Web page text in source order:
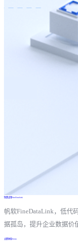
免费试用FineDataLink
帆软FineDataLink，低代
据孤岛，提升企业数据价
立即体验Demo